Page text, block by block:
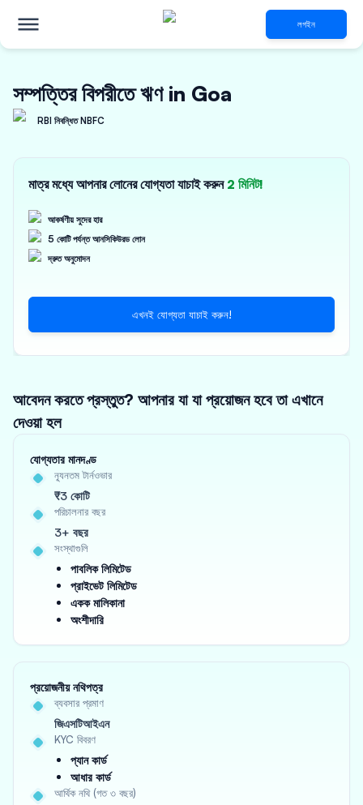
লগইন
সম্পত্তির বিপরীতে ঋণ in Goa
RBI নিবন্ধিত NBFC
মাত্র মধ্যে আপনার লোনের যোগ্যতা যাচাই করুন 2 মিনিট!
আকর্ষণীয় সুদের হার
5 কোটি পর্যন্ত আনসিকিউরড লোন
দ্রুত অনুমোদন
এখনই যোগ্যতা যাচাই করুন!
আবেদন করতে প্রস্তুত? আপনার যা যা প্রয়োজন হবে তা এখানে
দেওয়া হল
যোগ্যতার মানদণ্ড
ন্যূনতম টার্নওভার
₹3 কোটি
পরিচালনার বছর
3+ বছর
সংস্থাগুলি
পাবলিক লিমিটেড
প্রাইভেট লিমিটেড
একক মালিকানা
অংশীদারি
প্রয়োজনীয় নথিপত্র
ব্যবসার প্রমাণ
জিএসটিআইএন
KYC বিবরণ
প্যান কার্ড
আধার কার্ড
আর্থিক নথি (গত ৩ বছর)